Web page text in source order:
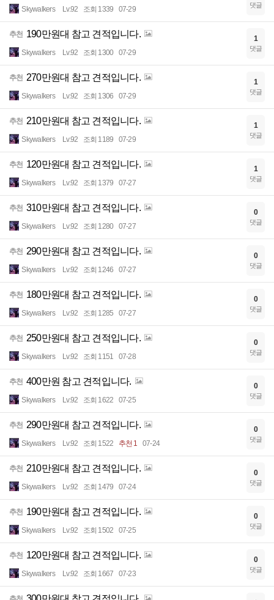
Skywalkers Lv.92 조회 1339 07-29 댓글
추천 190만원대 참고 견적입니다.
Skywalkers Lv.92 조회 1300 07-29
1
댓글
추천 270만원대 참고 견적입니다.
Skywalkers Lv.92 조회 1306 07-29
1
댓글
추천 210만원대 참고 견적입니다.
Skywalkers Lv.92 조회 1189 07-29
1
댓글
추천 120만원대 참고 견적입니다.
Skywalkers Lv.92 조회 1379 07-27
1
댓글
추천 310만원대 참고 견적입니다.
Skywalkers Lv.92 조회 1280 07-27
0
댓글
추천 290만원대 참고 견적입니다.
Skywalkers Lv.92 조회 1246 07-27
0
댓글
추천 180만원대 참고 견적입니다.
Skywalkers Lv.92 조회 1285 07-27
0
댓글
추천 250만원대 참고 견적입니다.
Skywalkers Lv.92 조회 1151 07-28
0
댓글
추천 400만원 참고 견적입니다.
Skywalkers Lv.92 조회 1622 07-25
0
댓글
추천 290만원대 참고 견적입니다.
Skywalkers Lv.92 조회 1522 추천 1 07-24
0
댓글
추천 210만원대 참고 견적입니다.
Skywalkers Lv.92 조회 1479 07-24
0
댓글
추천 190만원대 참고 견적입니다.
Skywalkers Lv.92 조회 1502 07-25
0
댓글
추천 120만원대 참고 견적입니다.
Skywalkers Lv.92 조회 1667 07-23
0
댓글